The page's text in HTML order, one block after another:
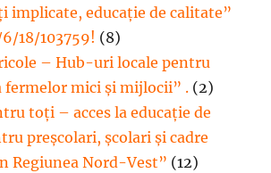
implicate, educație de calitate”
18/103759! (8)
– Hub-uri locale pentru
fermelor mici şi mijlocii” . (2)
toți – acces la educație de
preșcolari, școlari și cadre
Regiunea Nord-Vest” (12)